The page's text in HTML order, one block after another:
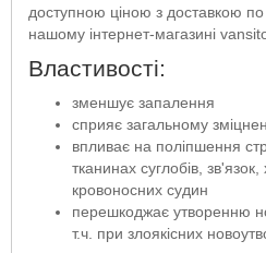
доступною ціною з доставкою
нашому інтернет-магазині
Властивості:
зменшує запалення
сприяє загальному
впливає на поліпшення
тканинах суглобів,
кровоносних судин
перешкоджає утворенню
т.ч. при злоякісних